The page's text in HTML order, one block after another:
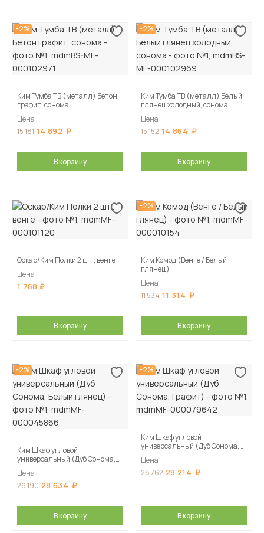
-2%
Ким Тумба ТВ (металл) Бетон
графит, сонома
Цена
15 181 14 892
В корзину
-2%
Ким Тумба ТВ (металл) Белый
глянец холодный, сонома
Цена
15 152 14 864
В корзину
Оскар/Ким Полки 2 шт., венге
Цена
1 768
В корзину
-2%
Ким Комод (Венге / Белый
глянец)
Цена
11 534 11 314
В корзину
-2%
Ким Шкаф угловой
универсальный (Дуб Сонома,
Цена
29 190 28 634
В корзину
-2%
Ким Шкаф угловой
универсальный (Дуб Сонома,
Цена
28 762 28 214
В корзину